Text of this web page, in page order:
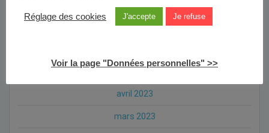
septembre 2023
mai 2023
avril 2023
mars 2023
Réglage des cookies J'accepte Je refuse
Voir la page "Données personnelles" >>